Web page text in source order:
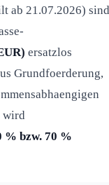
ab 21.07.2026) sind
ersatzlos
Grundfoerderung,
wird
% bzw. 70 %